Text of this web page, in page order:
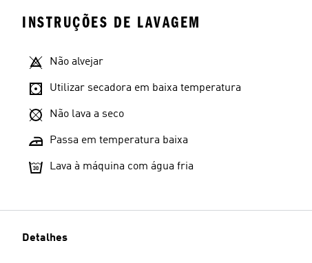
INSTRUÇÕES DE LAVAGEM
Não alvejar
Utilizar secadora em baixa temperatura
Não lava a seco
Passa em temperatura baixa
Lava à máquina com água fria
Detalhes